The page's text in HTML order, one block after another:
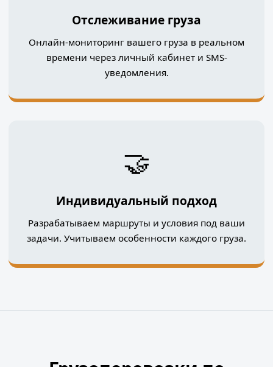
Отслеживание груза
Онлайн-мониторинг вашего груза в реальном
времени через личный кабинет и SMS-
уведомления.
🤝
Индивидуальный подход
Разрабатываем маршруты и условия под ваши
задачи. Учитываем особенности каждого груза.